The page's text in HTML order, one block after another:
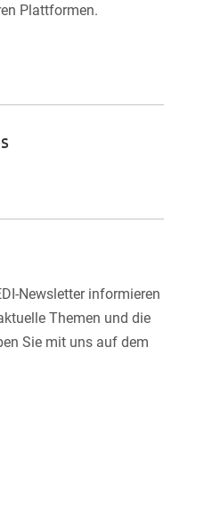
Plattformen.
Newsletter informieren
Themen und die
Sie mit uns auf dem